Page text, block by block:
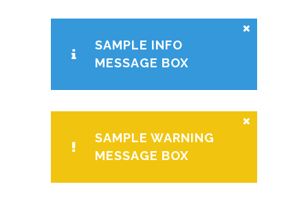
SAMPLE INFO
MESSAGE BOX
SAMPLE WARNING
MESSAGE BOX